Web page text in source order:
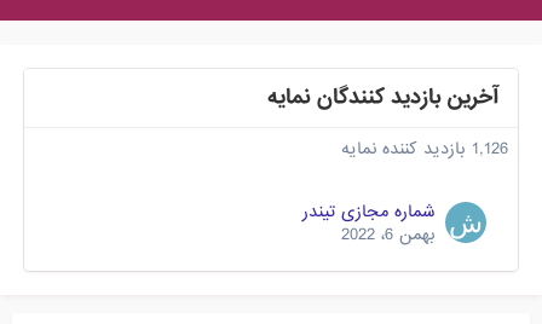
آخرین بازدید کنندگان نمایه
1,126 بازدید کننده نمایه
شماره مجازی تیندر
بهمن 6، 2022